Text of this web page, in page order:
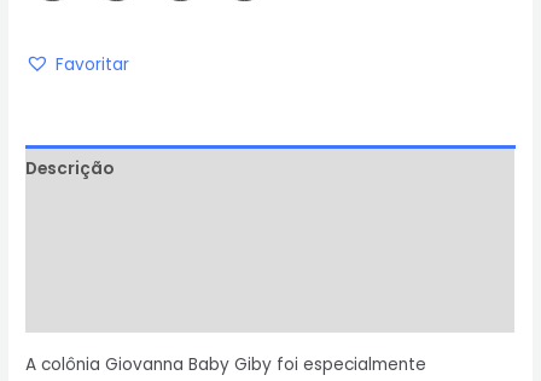
Favoritar
Descrição
A colônia Giovanna Baby Giby foi especialmente